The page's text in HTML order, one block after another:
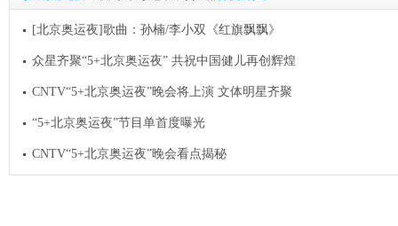
[北京奥运夜]歌曲：孙楠/李小双《红旗飘飘》
众星齐聚“5+北京奥运夜” 共祝中国健儿再创辉煌
CNTV“5+北京奥运夜”晚会将上演 文体明星齐聚
“5+北京奥运夜”节目单首度曝光
CNTV“5+北京奥运夜”晚会看点揭秘